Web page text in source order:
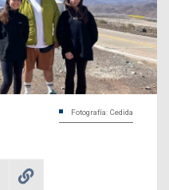
Fotografía: Cedida